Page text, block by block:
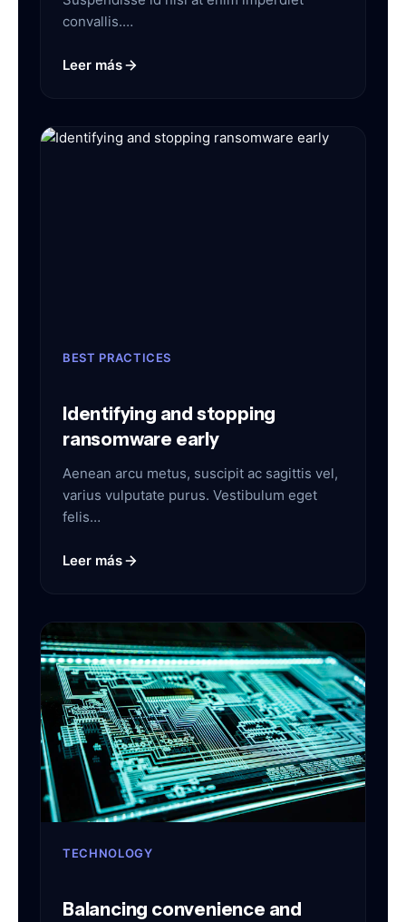
convallis.…
Leer más
BEST PRACTICES
Identifying and stopping
ransomware early
Aenean arcu metus, suscipit ac sagittis vel,
varius vulputate purus. Vestibulum eget
felis…
Leer más
TECHNOLOGY
Balancing convenience and